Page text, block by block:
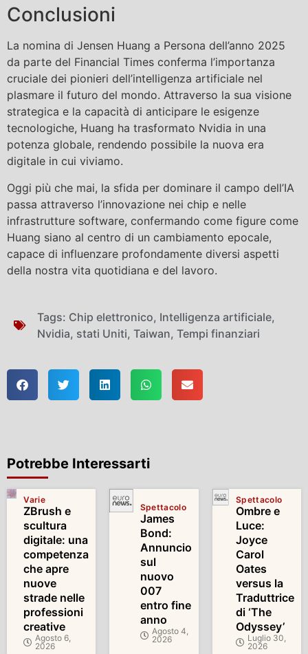
Conclusioni
La nomina di Jensen Huang a Persona dell’anno 2025
da parte del Financial Times conferma l’importanza
cruciale dei pionieri dell’intelligenza artificiale nel
plasmare il futuro del mondo. Attraverso la sua visione
strategica e la capacità di anticipare le esigenze
tecnologiche, Huang ha trasformato Nvidia in una
potenza globale, rendendo possibile la nuova era
digitale in cui viviamo.
Oggi più che mai, la sfida per dominare il campo dell’IA
passa attraverso l’innovazione nei chip e nelle
infrastrutture software, confermando come figure come
Huang siano al centro di un cambiamento epocale,
capace di influenzare profondamente diversi aspetti
della nostra vita quotidiana e del lavoro.
Tags: Chip elettronico, Intelligenza artificiale,
Nvidia, stati Uniti, Taiwan, Tempi finanziari
Potrebbe Interessarti
Varie
ZBrush e
scultura
digitale: una
competenza
che apre
nuove
strade nelle
professioni
creative
Agosto 6,
2026
Spettacolo
James
Bond:
Annuncio
sul
nuovo
007
entro fine
anno
Agosto 4,
2026
Spettacolo
Ombre e
Luce:
Joyce
Carol
Oates
versus la
Traduttrice
di ‘The
Odyssey’
Luglio 30,
2026